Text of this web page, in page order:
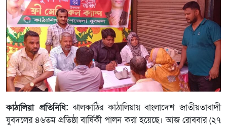
কাঠালিয়া প্রতিনিধি: ঝালকাঠির কাঠালিয়ায় বাংলাদেশ জাতীয়তাবাদী
যুবদলের ৪৬তম প্রতিষ্ঠা বার্ষিকী পালন করা হয়েছে। আজ রোববার (২৭